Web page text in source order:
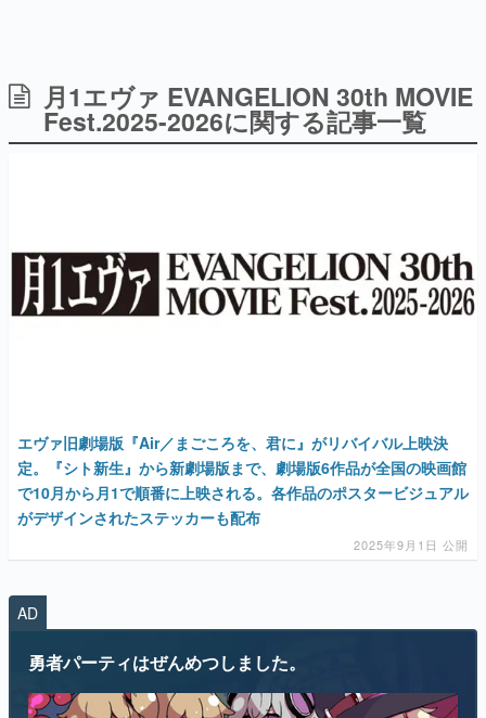
日本のモバイルゲーム史における主要なトピック・タイト
ルを網羅するほか、開発者へのインタビューや識者による
解説を掲載。約20年の歴史が一望できる決定版！
ゲーム開発者・hamatsu氏がゲームの魅力を画面や操作の
具体的な形から解き明かしていく、硬派で骨太な評論連載
です。
カテゴリ
特集記事
マンガ
女性向け
アプリレビュー
その他
電ファミニコゲーマーとは？
がデザインされたステッカーも配布
2025年9月1日 公開
AD